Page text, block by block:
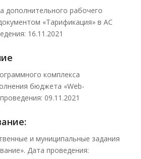
дополнительного рабочего
«Тарификация» в АС
16.11.2021
комплекса
бюджета «Web-
09.11.2021
и муниципальные задания
Дата проведения: